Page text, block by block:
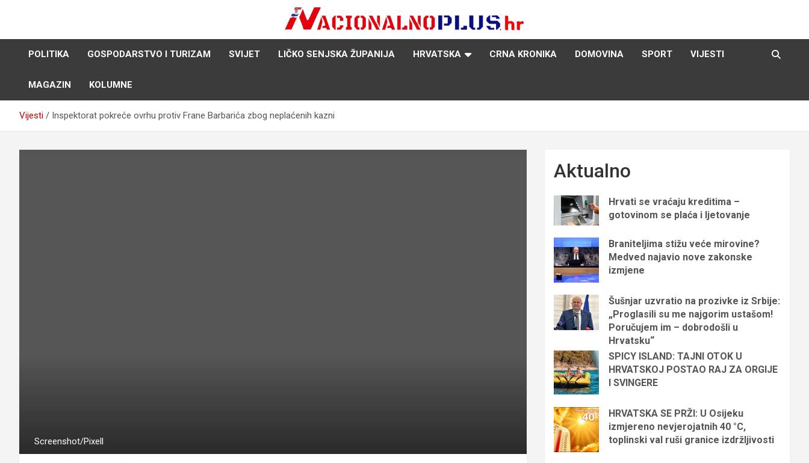
NacionalnoPlus.hr
Nacija želi znati više
POLITIKA
GOSPODARSTVO I TURIZAM SVIJET LIČKO SENJSKA ŽUPANIJA HRVATSKA CRNA KRONIKA DOMOVINA SPORT VIJESTI
MAGAZIN KOLUMNE
Vijesti Inspektorat pokreće ovrhu protiv Frane Barbarića zbog neplaćenih kazni
Screenshot/Pixell
Aktualno
Hrvati se vraćaju kreditima –
gotovinom se plaća i ljetovanje
Braniteljima stižu veće mirovine?
Medved najavio nove zakonske
izmjene
Šušnjar uzvratio na prozivke iz Srbije:
„Proglasili su me najgorim ustašom!
Poručujem im – dobrodošli u
Hrvatsku“
SPICY ISLAND: TAJNI OTOK U
HRVATSKOJ POSTAO RAJ ZA ORGIJE
I SVINGERE
HRVATSKA SE PRŽI: U Osijeku
izmjereno nevjerojatnih 40 °C,
toplinski val ruši granice izdržljivosti